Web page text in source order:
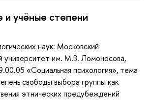
и учёные степени
наук: Московский
университет им. М.В. Ломоносова,
«Социальная психология», тема
свободы выбора группы как
этнических предубеждений